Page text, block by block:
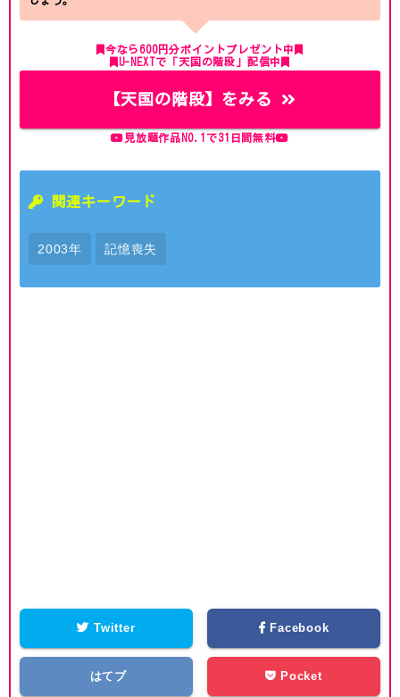
今なら600円分ポイントプレゼント中
U-NEXTで「天国の階段」配信中
【天国の階段】をみる
見放題作品NO.1で31日間無料
関連キーワード
2003年 記憶喪失
Twitter Facebook
はてブ Pocket